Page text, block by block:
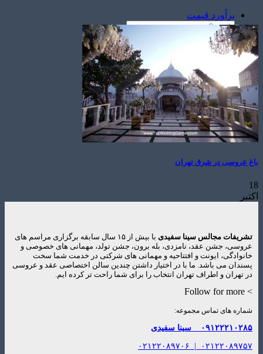
برآورد قیمت
برآورد قیمت
باغ عروسی در شرق تهران
18
اکتبر
تشریفات مجالس سینا سفیدی
با بیش از ۱۵ سال سابقه برگزاری مراسم های
عروسی، جشن عقد، نامزدی، بله برون، جشن تولد، مهمانی های خصوصی و
خانوادگی، ایونت و افتتاحیه و مهمانی های شرکتی در خدمت شما سخت
پسندان می باشد. ما با در اختیار داشتن چندین سالن اختصاصی عقد و عروسی
در تهران و اطراف تهران انتخاب را برای شما راحت تر کرده ایم.
> Follow for more
شماره های تماس مجموعه:
۰۹۱۲۲۲۱۰۲۸۵ سینا سفیدی
۰۲۱۲۲۰۸۹۷۵۷ ۰۲۱۲۲۰۸۹۷۰۶